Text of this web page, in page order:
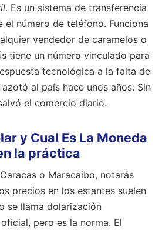
. Es un sistema de transferencia
el número de teléfono. Funciona
vendedor de caramelos o
tiene un número vinculado para
tecnológica a la falta de
al país hace unos años. Sin
el comercio diario.
y Cual Es La Moneda
la práctica
o Maracaibo, notarás
precios en los estantes suelen
se llama dolarización
pero es la norma. El